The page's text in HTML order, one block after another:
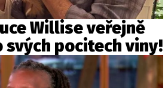
Willise veřejně
pocitech viny!